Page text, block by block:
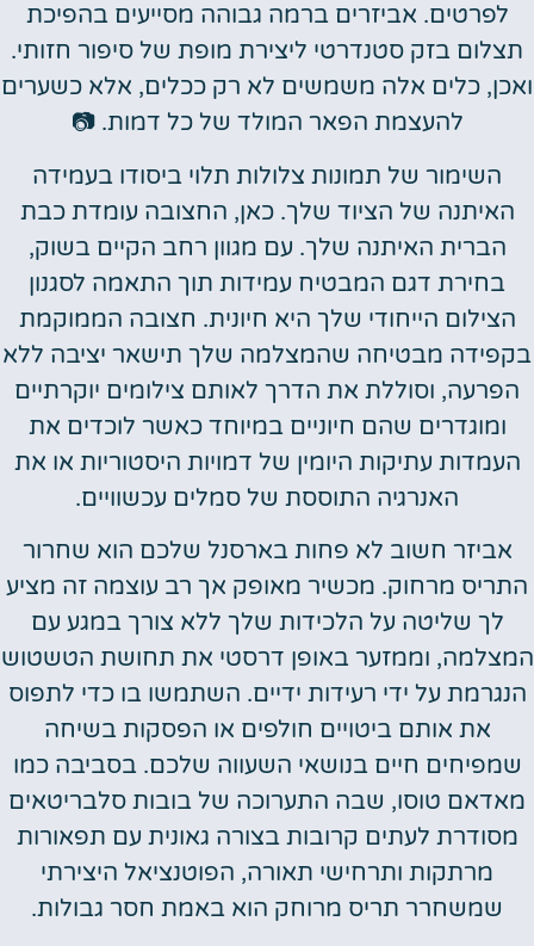
לפרטים. אביזרים ברמה גבוהה מסייעים בהפיכת
תצלום בזק סטנדרטי ליצירת מופת של סיפור חזותי.
ואכן, כלים אלה משמשים לא רק ככלים, אלא כשערים
להעצמת הפאר המולד של כל דמות. 📷
השימור של תמונות צלולות תלוי ביסודו בעמידה
האיתנה של הציוד שלך. כאן, החצובה עומדת כבת
הברית האיתנה שלך. עם מגוון רחב הקיים בשוק,
בחירת דגם המבטיח עמידות תוך התאמה לסגנון
הצילום הייחודי שלך היא חיונית. חצובה הממוקמת
בקפידה מבטיחה שהמצלמה שלך תישאר יציבה ללא
הפרעה, וסוללת את הדרך לאותם צילומים יוקרתיים
ומוגדרים שהם חיוניים במיוחד כאשר לוכדים את
העמדות עתיקות היומין של דמויות היסטוריות או את
האנרגיה התוססת של סמלים עכשוויים.
אביזר חשוב לא פחות בארסנל שלכם הוא שחרור
התריס מרחוק. מכשיר מאופק אך רב עוצמה זה מציע
לך שליטה על הלכידות שלך ללא צורך במגע עם
המצלמה, וממזער באופן דרסטי את תחושת הטשטוש
הנגרמת על ידי רעידות ידיים. השתמשו בו כדי לתפוס
את אותם ביטויים חולפים או הפסקות בשיחה
שמפיחים חיים בנושאי השעווה שלכם. בסביבה כמו
מאדאם טוסו, שבה התערוכה של בובות סלבריטאים
מסודרת לעתים קרובות בצורה גאונית עם תפאורות
מרתקות ותרחישי תאורה, הפוטנציאל היצירתי
שמשחרר תריס מרוחק הוא באמת חסר גבולות.